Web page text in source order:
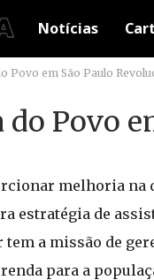
Notícias
Povo em São Paulo
Povo
melhoria na
estratégia de
tem a missão de
para a